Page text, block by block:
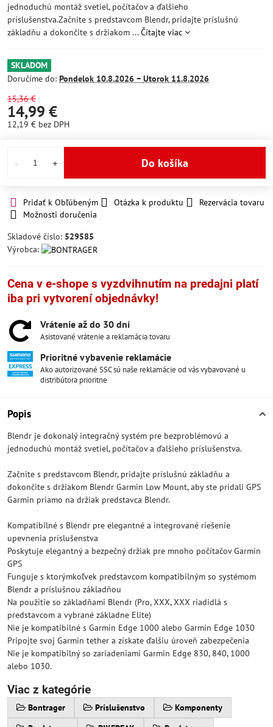
jednoduchú montáž svetiel, počítačov a ďalšieho
príslušenstva.Začnite s predstavcom Blendr, pridajte príslušnú
základňu a dokončite s držiakom ...Čítajte viac
SKLADOM
Doručíme do: Pondelok 10.8.2026 − Utorok 11.8.2026
15,36 €
14,99 €
12,19 € bez DPH
Do košíka
Pridať k Obľúbeným Otázka k produktu
Rezervácia tovaru
Možnosti doručenia
Skladové číslo: 529585
Výrobca:
Cena v e-shope s vyzdvihnutím na predajni platí
iba pri vytvorení objednávky!
Vrátenie až do 30 dní
Asistované vrátenie a reklamácia tovaru
Prioritné vybavenie reklamácie
Ako autorizované SSC sú naše reklamácie od vás vybavované u
distribútora prioritne
Popis
Blendr je dokonalý integračný systém pre bezproblémovú a
jednoduchú montáž svetiel, počítačov a ďalšieho príslušenstva.
Začnite s predstavcom Blendr, pridajte príslušnú základňu a
dokončite s držiakom Blendr Garmin Low Mount, aby ste pridali GPS
Garmin priamo na držiak predstavca Blendr.
Kompatibilné s Blendr pre elegantné a integrované riešenie
upevnenia príslušenstva
Poskytuje elegantný a bezpečný držiak pre mnoho počítačov Garmin
GPS
Funguje s ktorýmkoľvek predstavcom kompatibilným so systémom
Blendr a príslušnou základňou
Na použitie so základňami Blendr (Pro, XXX, XXX riadidlá s
predstavcom a vybrané základne Elite)
Nie je kompatibilné s Garmin Edge 1000 alebo Garmin Edge 1030
Pripojte svoj Garmin tether a získate ďalšiu úroveň zabezpečenia
Nie je kompatibilný so zariadeniami Garmin Edge 830, 840, 1000
alebo 1030.
Viac z kategórie
Bontrager Príslušenstvo
Komponenty